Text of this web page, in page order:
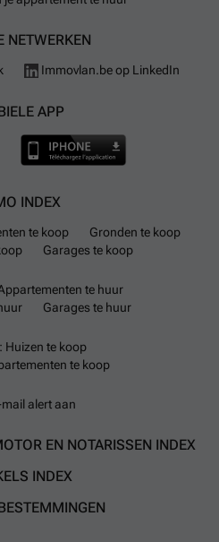
NETWERKEN
Immovlan.be op LinkedIn
APP
INDEX
te koop
Gronden te koop
Garages te koop
te huur
Garages te huur
Huizen te koop
te koop
alert aan
EN NOTARISSEN INDEX
INDEX